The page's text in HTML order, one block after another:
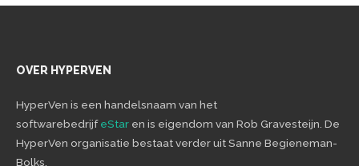
OVER HYPERVEN
HyperVen is een handelsnaam van het
softwarebedrijfeStar en is eigendom van Rob Gravesteijn. De
HyperVen organisatie bestaat verder uit Sanne Begieneman-
Bolks.